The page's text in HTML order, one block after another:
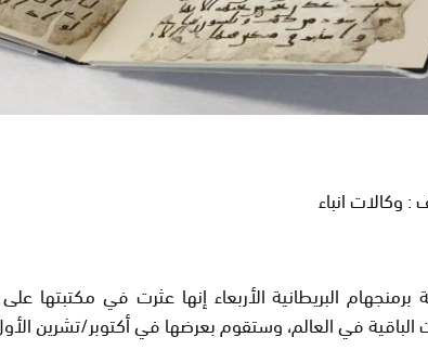
: وكالات انباء
البريطانية الأربعاء إنها عثرت في
في العالم، وستقوم بعرضها في أكتوبر/تشرين